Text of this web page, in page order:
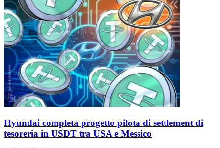
Hyundai completa progetto pilota di settlement di
tesoreria in USDT tra USA e Messico